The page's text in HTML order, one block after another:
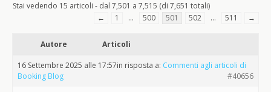
Stai vedendo 15 articoli - dal 7,501 a 7,515 (di 7,651 totali)
←
1 … 500 501 502 … 511 →
Autore Articoli
16 Settembre 2025 alle 17:57in risposta a: Commenti agli articoli di
Booking Blog
#40656